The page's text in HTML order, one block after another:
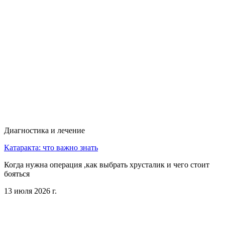
Диагностика и лечение
Катаракта: что важно знать
Когда нужна операция ,как выбрать хрусталик и чего стоит
бояться
13 июля 2026 г.